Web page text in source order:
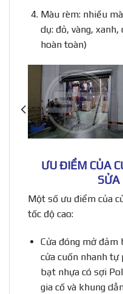
Màu rèm: nhiều
dụ: đỏ, vàng,
hoàn toàn)
ƯU ĐIỂM CỦA
SỬA
Một số ưu điểm của
tốc độ cao:
Cửa đóng mở đảm
cửa cuốn nhanh
bạt nhựa có sợi
gia cố và khung